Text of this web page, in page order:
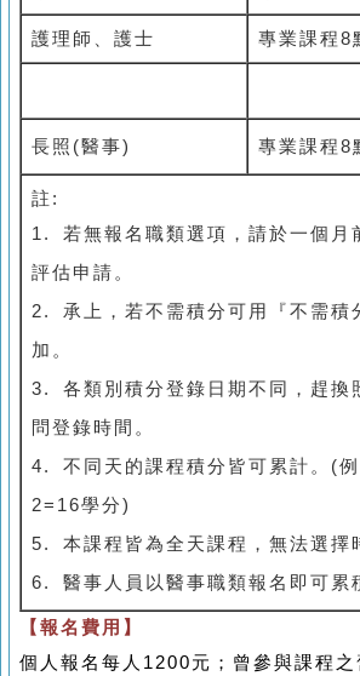
護理師、護士 專業課程8
長照 (醫事) 專業課程8
註 :
1. 若無報名職類選項，請於一個月
評估申請。
2. 承上，若不需積分可用『不需積
加。
3. 各類別積分登錄日期不同，趕換
問登錄時間。
4. 不同天的課程積分皆可累計。(
2=16學分)
5. 本課程皆為全天課程，無法選擇
6. 醫事人員以醫事職類報名即可累
【報名費用】
個人報名每人1200元；曾參與課程